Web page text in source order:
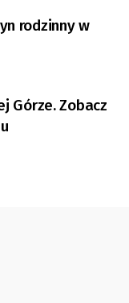
rodzinny w
Górze. Zobacz